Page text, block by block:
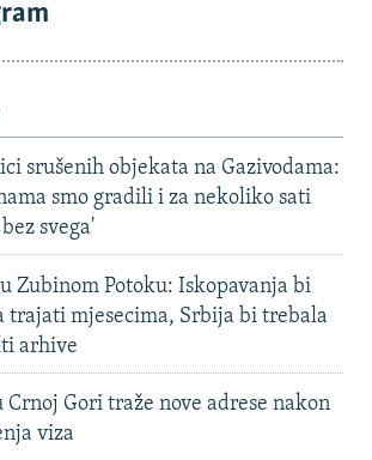
srušenih objekata na Gazivodama:
smo gradili i za nekoliko sati
svega'
Zubinom Potoku: Iskopavanja bi
trajati mjesecima, Srbija bi trebala
arhive
Crnoj Gori traže nove adrese nakon
viza